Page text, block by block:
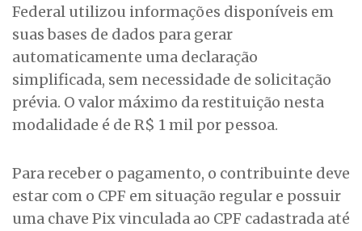
Federal utilizou informações disponíveis em
suas bases de dados para gerar
automaticamente uma declaração
simplificada, sem necessidade de solicitação
prévia. O valor máximo da restituição nesta
modalidade é de R$ 1 mil por pessoa.
Para receber o pagamento, o contribuinte deve
estar com o CPF em situação regular e possuir
uma chave Pix vinculada ao CPF cadastrada até